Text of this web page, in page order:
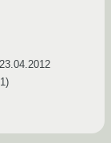
23.04.2012